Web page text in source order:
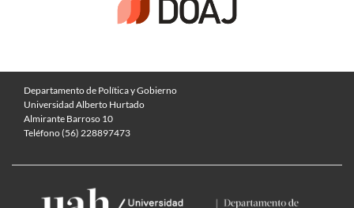
Departamento de Política y Gobierno
Universidad Alberto Hurtado
Almirante Barroso 10
Teléfono (56) 228897473